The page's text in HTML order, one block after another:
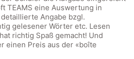
TEAMS eine Auswertung in
Angabe bzgl.
gelesener Wörter etc. Lesen
richtig Spaß gemacht! Und
einen Preis aus der «boîte